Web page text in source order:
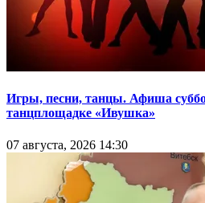
Игры, песни, танцы. Афиша
танцплощадке «Ивушка»
07 августа, 2026 14:30